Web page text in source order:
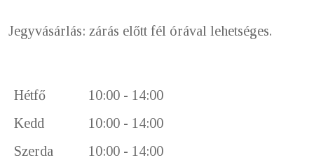
Jegyvásárlás: zárás előtt fél órával lehetséges.
Hétfő
10:00 - 14:00
Kedd
10:00 - 14:00
Szerda
10:00 - 14:00